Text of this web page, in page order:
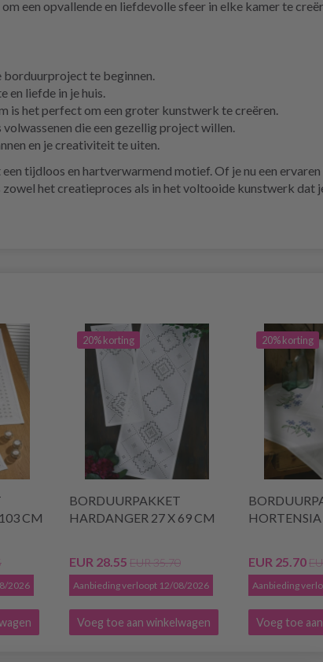
een opvallende en liefdevolle sfeer in elke kamer te
borduurproject te beginnen.
en liefde in je huis.
is het perfect om een groter kunstwerk te creëren.
die een gezellig project willen.
en je creativiteit te uiten.
tijdloos en hartverwarmend motief. Of je nu een
het creatieproces als in het voltooide kunstwerk dat
CM
2026
20% korting
BORDUURPAKKET
HARDANGER 27 X 69 CM
EUR 28.55 EUR 35.70
Aanbieding verloopt 12/08/2026
Voeg toe aan winkelwagen
20% korting
EUR 25.70
Aanbieding
Voeg toe